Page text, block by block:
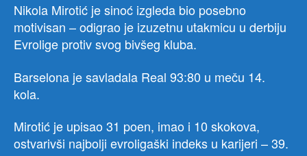
Nikola Mirotić je sinoć izgleda bio posebno
motivisan – odigrao je izuzetnu utakmicu u derbiju
Evrolige protiv svog bivšeg kluba.
Barselona je savladala Real 93:80 u meču 14.
kola.
Mirotić je upisao 31 poen, imao i 10 skokova,
ostvarivši najbolji evroligaški indeks u karijeri – 39.